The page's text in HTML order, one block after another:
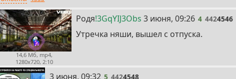
14,6 Мб, mp4,
1280x720, 2:10
Родя!3GqYIJ3Obs 4
3 июня, 09:26 4 4424546
Утречка няши, вышел с отпуска.
5
3 июня, 09:32 5 4424548